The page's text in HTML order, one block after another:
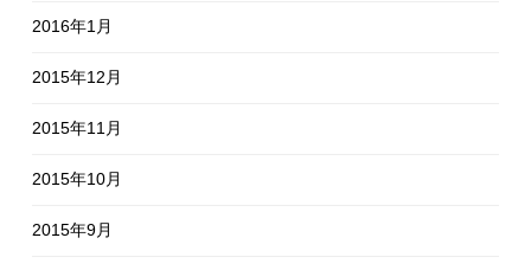
2016年1月
2015年12月
2015年11月
2015年10月
2015年9月